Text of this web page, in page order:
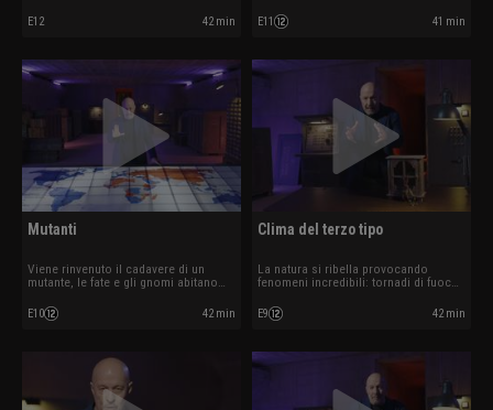
E12 42 min E11 41 min
Mutanti
Viene rinvenuto il cadavere di un
mutante, le fate e gli gnomi abitano
E10 42 min
Clima del terzo tipo
La natura si ribella provocando
fenomeni incredibili: tornadi di fuoco,
E9 42 min